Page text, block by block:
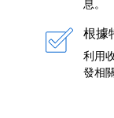
息。
根據
利用
發相